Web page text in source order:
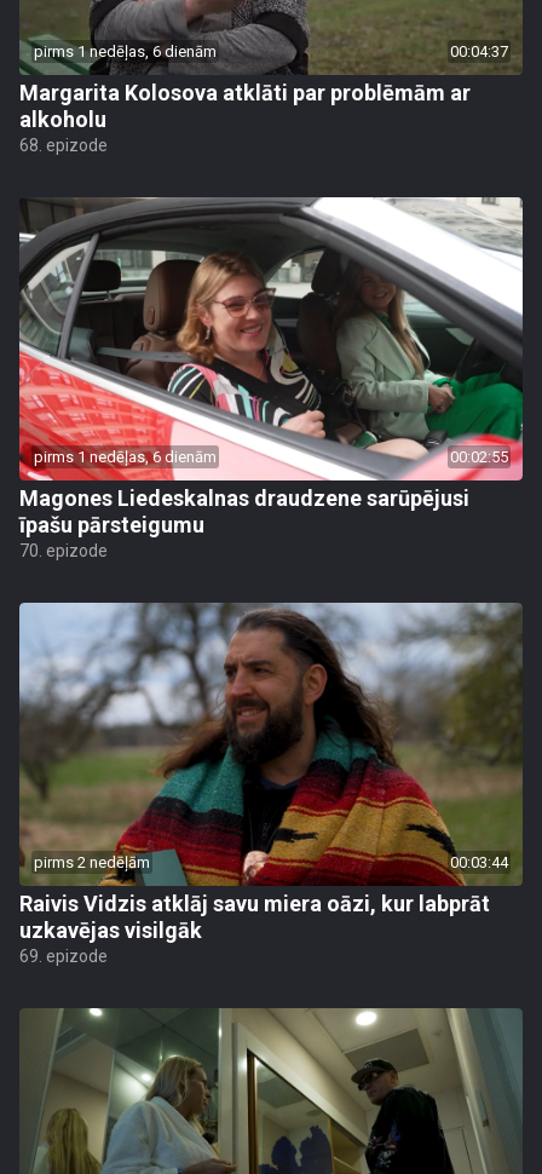
pirms 1 nedēļas, 6 dienām 00:04:37
Margarita Kolosova atklāti par problēmām ar
alkoholu
68. epizode
pirms 1 nedēļas, 6 dienām 00:02:55
Magones Liedeskalnas draudzene sarūpējusi
īpašu pārsteigumu
70. epizode
pirms 2 nedēļām 00:03:44
Raivis Vidzis atklāj savu miera oāzi, kur labprāt
uzkavējas visilgāk
69. epizode